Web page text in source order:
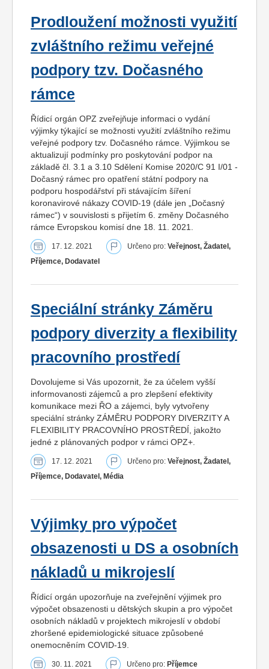
Prodloužení možnosti využití
zvláštního režimu veřejné
podpory tzv. Dočasného
rámce
Řídicí orgán OPZ zveřejňuje informaci o vydání
výjimky týkající se možnosti využití zvláštního režimu
veřejné podpory tzv. Dočasného rámce. Výjimkou se
aktualizují podmínky pro poskytování podpor na
základě čl. 3.1 a 3.10 Sdělení Komise 2020/C 91 I/01 -
Dočasný rámec pro opatření státní podpory na
podporu hospodářství při stávajícím šíření
koronavirové nákazy COVID-19 (dále jen „Dočasný
rámec“) v souvislosti s přijetím 6. změny Dočasného
rámce Evropskou komisí dne 18. 11. 2021.
17. 12. 2021 Určeno pro: Veřejnost, Žadatel,
Příjemce, Dodavatel
Speciální stránky Záměru
podpory diverzity a flexibility
pracovního prostředí
Dovolujeme si Vás upozornit, že za účelem vyšší
informovanosti zájemců a pro zlepšení efektivity
komunikace mezi ŘO a zájemci, byly vytvořeny
speciální stránky ZÁMĚRU PODPORY DIVERZITY A
FLEXIBILITY PRACOVNÍHO PROSTŘEDÍ, jakožto
jedné z plánovaných podpor v rámci OPZ+.
17. 12. 2021 Určeno pro: Veřejnost, Žadatel,
Příjemce, Dodavatel, Média
Výjimky pro výpočet
obsazenosti u DS a osobních
nákladů u mikrojeslí
Řídicí orgán upozorňuje na zveřejnění výjimek pro
výpočet obsazenosti u dětských skupin a pro výpočet
osobních nákladů v projektech mikrojeslí v období
zhoršené epidemiologické situace způsobené
onemocněním COVID-19.
30. 11. 2021 Určeno pro: Příjemce